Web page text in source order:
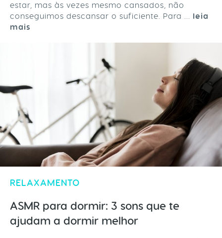
estar, mas às vezes mesmo cansados, não
conseguimos descansar o suficiente. Para ... leia
mais
RELAXAMENTO
ASMR para dormir: 3 sons que te
ajudam a dormir melhor